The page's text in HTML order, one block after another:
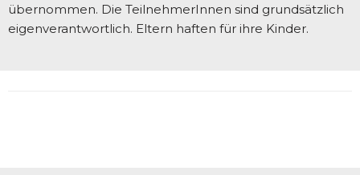
übernommen. Die TeilnehmerInnen sind grundsätzlich
eigenverantwortlich. Eltern haften für ihre Kinder.